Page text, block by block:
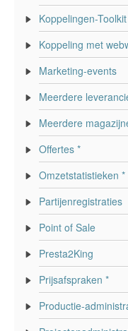
Koppelingen-Toolkit
Koppeling met
Marketing-events
Meerdere
Meerdere
Offertes *
Omzetstatistieken *
Partijenregistraties
Point of Sale
Presta2King
Prijsafspraken *
Productie-